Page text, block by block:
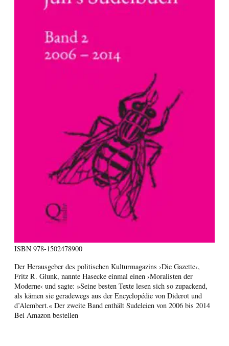
ISBN 978-1502478900
Der Herausgeber des politischen Kulturmagazins ›Die Gazette‹,
Fritz R. Glunk, nannte Hasecke einmal einen ›Moralisten der
Moderne‹ und sagte: »Seine besten Texte lesen sich so zupackend,
als kämen sie geradewegs aus der Encyclopédie von Diderot und
d’Alembert.« Der zweite Band enthält Sudeleien von 2006 bis 2014
Bei Amazon bestellen